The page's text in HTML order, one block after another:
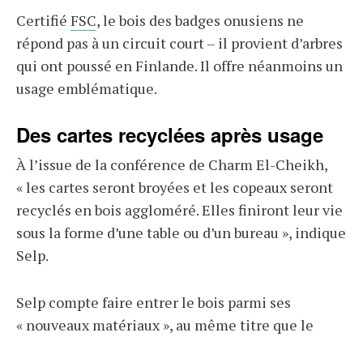
Certifié FSC, le bois des badges onusiens ne
répond pas à un circuit court – il provient d’arbres
qui ont poussé en Finlande. Il offre néanmoins un
usage emblématique.
Des cartes recyclées après usage
À l’issue de la conférence de Charm El-Cheikh,
« les cartes seront broyées et les copeaux seront
recyclés en bois aggloméré. Elles finiront leur vie
sous la forme d’une table ou d’un bureau », indique
Selp.
Selp compte faire entrer le bois parmi ses
« nouveaux matériaux », au même titre que le